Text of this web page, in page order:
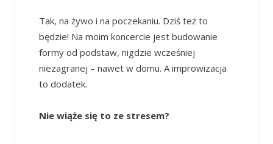
Tak, na żywo i na poczekaniu. Dziś też to
będzie! Na moim koncercie jest budowanie
formy od podstaw, nigdzie wcześniej
niezagranej – nawet w domu. A improwizacja
to dodatek.
Nie wiąże się to ze stresem?